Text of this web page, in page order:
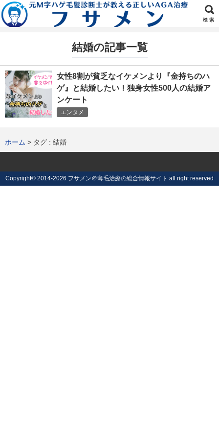
検 索
ホーム タグ : 結婚
結婚の記事一覧
女性8割が貧乏なイケメンより『金持ちのハ
ゲ』と結婚したい！独身女性500人の結婚ア
ンケート
エンタメ
Copyright© 2014-2026 フサメン＠薄毛治療の総合情報サイト all right reserved